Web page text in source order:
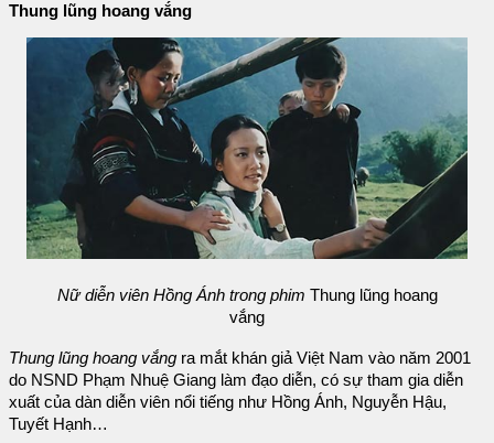
Thung lũng hoang vắng
Nữ diễn viên Hồng Ánh trong phim Thung lũng hoang
vắng
Thung lũng hoang vắng ra mắt khán giả Việt Nam vào năm 2001
do NSND Phạm Nhuệ Giang làm đạo diễn, có sự tham gia diễn
xuất của dàn diễn viên nổi tiếng như Hồng Ánh, Nguyễn Hậu,
Tuyết Hạnh…